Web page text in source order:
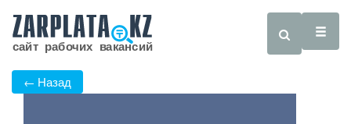
← Назад